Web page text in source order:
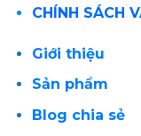
CHÍNH SÁCH
Giới thiệu
Sản phẩm
Blog chia sẻ